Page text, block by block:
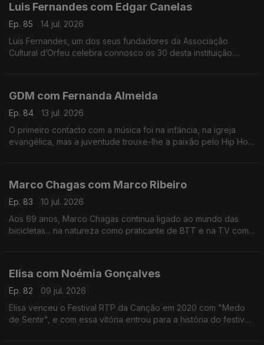
Luis Fernandes com Edgar Canelas
Ep. 85
14 jul. 2026
Luís Fernandes, um dos seus fundadores da Associação
Cultural d’Orfeu celebra connosco os 30 desta instituição.
GDM com Fernanda Almeida
Ep. 84
13 jul. 2026
O primeiro contacto com a música foi na infância, na igreja
evangélica, mas a juventude trouxe-lhe a paixão pelo Hip Hop
Marco Chagas com Marco Ribeiro
Ep. 83
10 jul. 2026
Aos 69 anos, Marco Chagas continua ligado ao mundo das
bicicletas... na natureza como praticante de BTT e na TV como
Elisa com Noémia Gonçalves
Ep. 82
09 jul. 2026
Elisa venceu o Festival RTP da Canção em 2020 com "Medo
de Sentir", e com essa vitória entrou para a história do festival,